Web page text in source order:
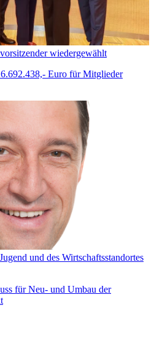
wiedergewählt
Euro für Mitglieder
und des Wirtschaftsstandortes
für Neu- und Umbau der